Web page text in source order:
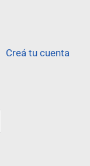
Creá tu cuenta